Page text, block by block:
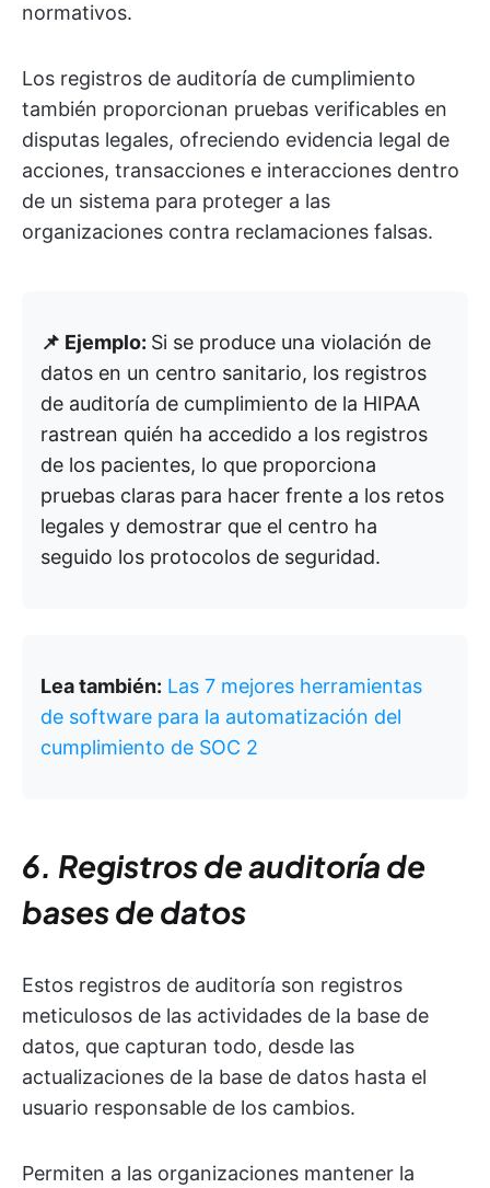
normativos.
Los registros de auditoría de cumplimiento
también proporcionan pruebas verificables en
disputas legales, ofreciendo evidencia legal de
acciones, transacciones e interacciones dentro
de un sistema para proteger a las
organizaciones contra reclamaciones falsas.
📌 Ejemplo: Si se produce una violación de
datos en un centro sanitario, los registros
de auditoría de cumplimiento de la HIPAA
rastrean quién ha accedido a los registros
de los pacientes, lo que proporciona
pruebas claras para hacer frente a los retos
legales y demostrar que el centro ha
seguido los protocolos de seguridad.
Lea también: Las 7 mejores herramientas
de software para la automatización del
cumplimiento de SOC 2
6. Registros de auditoría de
bases de datos
Estos registros de auditoría son registros
meticulosos de las actividades de la base de
datos, que capturan todo, desde las
actualizaciones de la base de datos hasta el
usuario responsable de los cambios.
Permiten a las organizaciones mantener la